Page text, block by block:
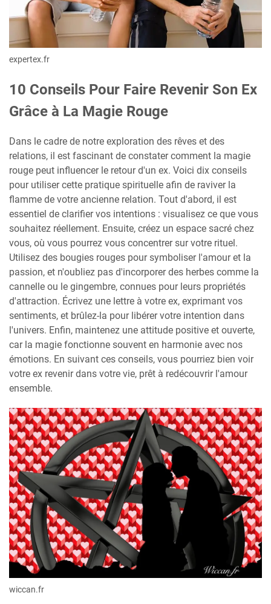
expertex.fr
10 Conseils Pour Faire Revenir Son Ex
Grâce à La Magie Rouge
Dans le cadre de notre exploration des rêves et des
relations, il est fascinant de constater comment la magie
rouge peut influencer le retour d'un ex. Voici dix conseils
pour utiliser cette pratique spirituelle afin de raviver la
flamme de votre ancienne relation. Tout d'abord, il est
essentiel de clarifier vos intentions : visualisez ce que vous
souhaitez réellement. Ensuite, créez un espace sacré chez
vous, où vous pourrez vous concentrer sur votre rituel.
Utilisez des bougies rouges pour symboliser l'amour et la
passion, et n'oubliez pas d'incorporer des herbes comme la
cannelle ou le gingembre, connues pour leurs propriétés
d'attraction. Écrivez une lettre à votre ex, exprimant vos
sentiments, et brûlez-la pour libérer votre intention dans
l'univers. Enfin, maintenez une attitude positive et ouverte,
car la magie fonctionne souvent en harmonie avec nos
émotions. En suivant ces conseils, vous pourriez bien voir
votre ex revenir dans votre vie, prêt à redécouvrir l'amour
ensemble.
wiccan.fr